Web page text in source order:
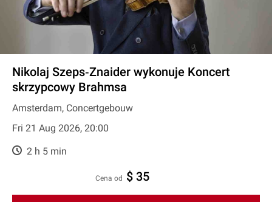
Nikolaj Szeps‐Znaider wykonuje Koncert
skrzypcowy Brahmsa
Amsterdam, Concertgebouw
Fri 21 Aug 2026, 20:00
2 h 5 min
cena od $ 35